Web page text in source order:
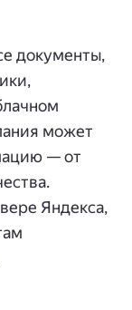
документы,
может
— от
Яндекса,